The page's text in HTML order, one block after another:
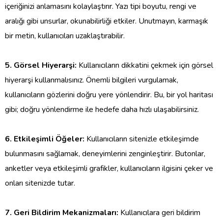
içeriğinizi anlamasını kolaylaştırır. Yazı tipi boyutu, rengi ve
aralığı gibi unsurlar, okunabilirliği etkiler. Unutmayın, karmaşık
bir metin, kullanıcıları uzaklaştırabilir.
5. Görsel Hiyerarşi: Kullanıcıların dikkatini çekmek için görsel
hiyerarşi kullanmalısınız. Önemli bilgileri vurgulamak,
kullanıcıların gözlerini doğru yere yönlendirir. Bu, bir yol haritası
gibi; doğru yönlendirme ile hedefe daha hızlı ulaşabilirsiniz.
6. Etkileşimli Öğeler: Kullanıcıların sitenizle etkileşimde
bulunmasını sağlamak, deneyimlerini zenginleştirir. Butonlar,
anketler veya etkileşimli grafikler, kullanıcıların ilgisini çeker ve
onları sitenizde tutar.
7. Geri Bildirim Mekanizmaları: Kullanıcılara geri bildirim